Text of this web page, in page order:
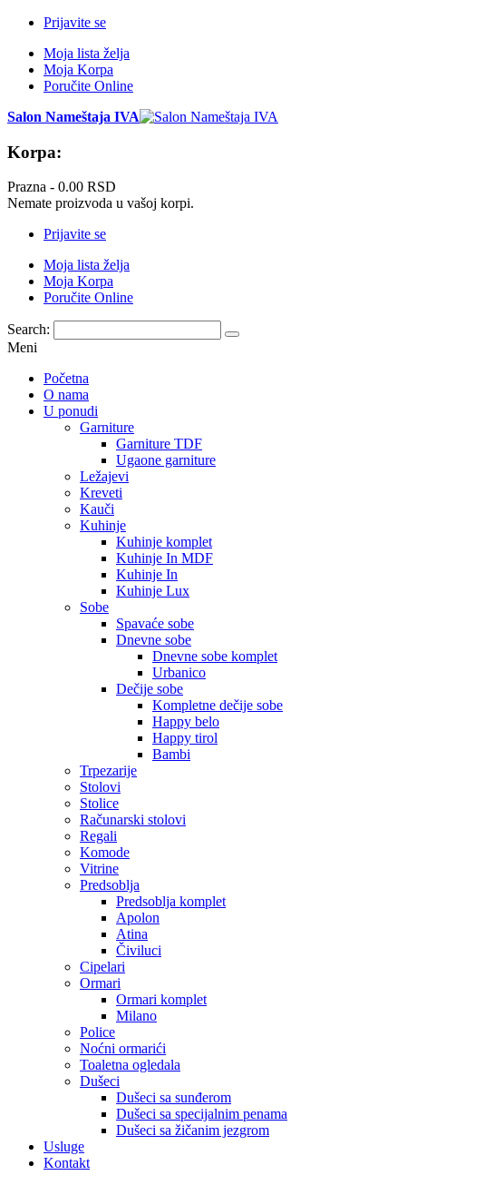
Prijavite se
Moja lista želja
Moja Korpa
Poručite Online
Salon Nameštaja IVA
Korpa:
Prazna - 0.00 RSD
Nemate proizvoda u vašoj korpi.
Prijavite se
Moja lista želja
Moja Korpa
Poručite Online
Search:
Meni
Početna
O nama
U ponudi
Garniture
Garniture TDF
Ugaone garniture
Ležajevi
Kreveti
Kauči
Kuhinje
Kuhinje komplet
Kuhinje In MDF
Kuhinje In
Kuhinje Lux
Sobe
Spavaće sobe
Dnevne sobe
Dnevne sobe komplet
Urbanico
Dečije sobe
Kompletne dečije sobe
Happy belo
Happy tirol
Bambi
Trpezarije
Stolovi
Stolice
Računarski stolovi
Regali
Komode
Vitrine
Predsoblja
Predsoblja komplet
Apolon
Atina
Čiviluci
Cipelari
Ormari
Ormari komplet
Milano
Police
Noćni ormarići
Toaletna ogledala
Dušeci
Dušeci sa sunđerom
Dušeci sa specijalnim penama
Dušeci sa žičanim jezgrom
Usluge
Kontakt